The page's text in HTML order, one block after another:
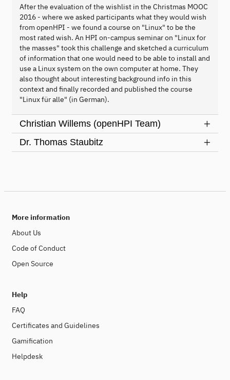
After the evaluation of the wishlist in the Christmas MOOC
2016 - where we asked participants what they would wish
from openHPI - we found a course on "Linux" to be the
most rated wish. An HPI on-campus seminar on "Linux for
the masses" took this challenge and sketched a curriculum
of information that one would need to be able to install and
use a Linux system on the own computer at home. They
also thought about interesting background info in this
context and finally recorded and published the course
"Linux für alle" (in German).
Christian Willems (openHPI Team)
Dr. Thomas Staubitz
More information
About Us
Code of Conduct
Open Source
Help
FAQ
Certificates and Guidelines
Gamification
Helpdesk